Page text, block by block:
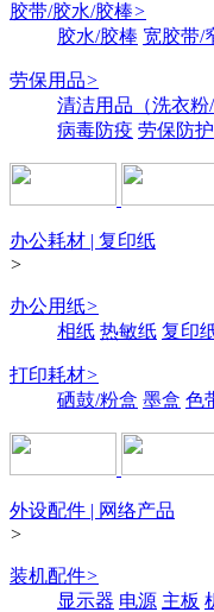
胶带/胶水/胶棒>
胶水/胶棒 宽胶带/
劳保用品>
清洁用品（洗衣
病毒防疫 劳保防护
办公耗材 | 复印纸
>
办公用纸>
相纸 热敏纸 复印
打印耗材>
硒鼓/粉盒 墨盒 色
外设配件 | 网络产品
>
装机配件>
显示器 电源 主板